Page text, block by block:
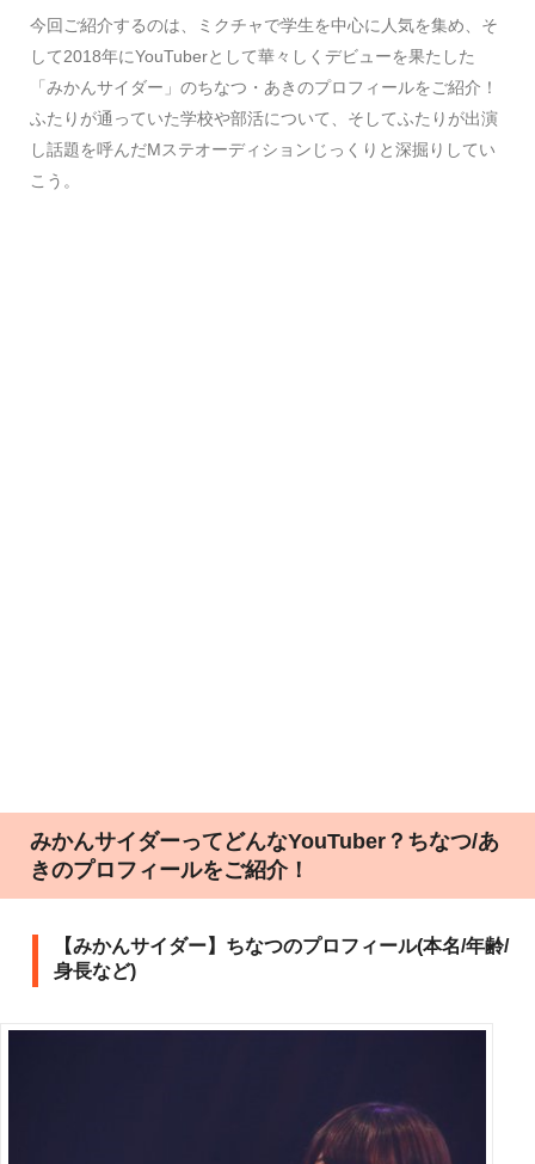
今回ご紹介するのは、ミクチャで学生を中心に人気を集め、そ
して2018年にYouTuberとして華々しくデビューを果たした
「みかんサイダー」のちなつ・あきのプロフィールをご紹介！
ふたりが通っていた学校や部活について、そしてふたりが出演
し話題を呼んだMステオーディションじっくりと深掘りしてい
こう。
みかんサイダーってどんなYouTuber？ちなつ/あ
きのプロフィールをご紹介！
【みかんサイダー】ちなつのプロフィール(本名/年齢/
身長など)